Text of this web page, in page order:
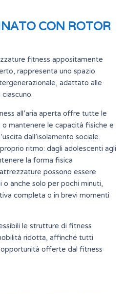
CON ROTOR
fitness appositamente
rappresenta uno spazio
adattato alle
all’aria aperta offre tutte le
mantenere le capacità fisiche e
dall’isolamento sociale.
ritmo: dagli adolescenti agli
la forma fisica
possono essere
anche solo per pochi minuti,
completa o in brevi momenti
le strutture di fitness
ridotta, affinché tutti
offerte dal fitness